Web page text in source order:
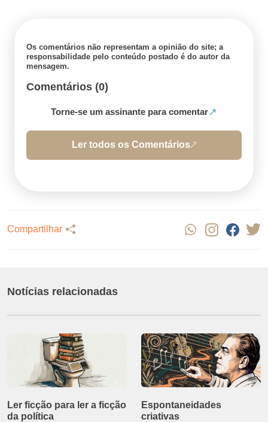
Os comentários não representam a opinião do site; a
responsabilidade pelo conteúdo postado é do autor da
mensagem.
Comentários (0)
Torne-se um assinante para comentar
Ler todos os Comentários
Compartilhar
Notícias relacionadas
Ler ficção para ler a ficção
da política
Espontaneidades
criativas